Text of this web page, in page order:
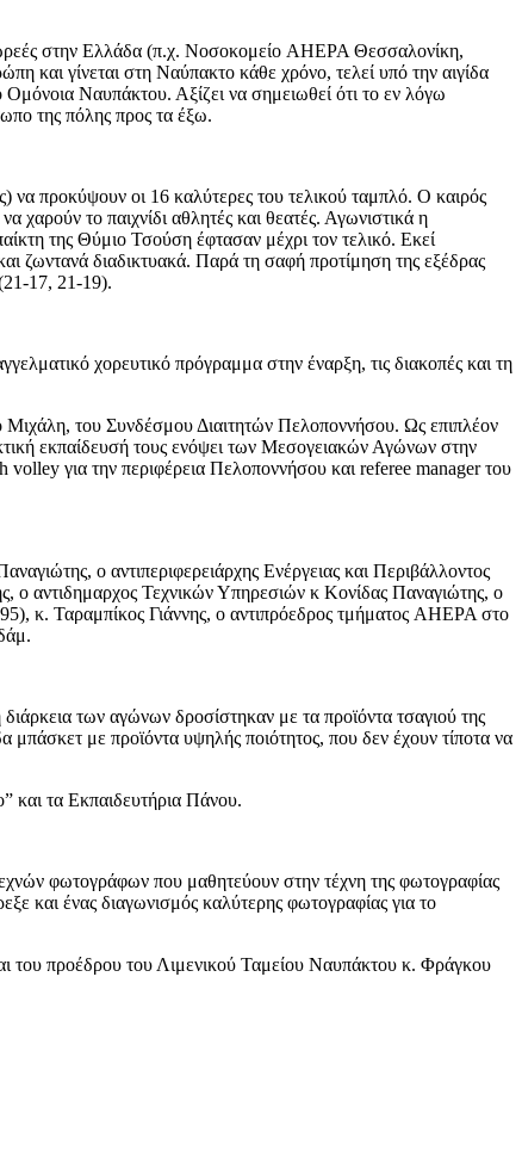
στην Ελλάδα (π.χ. Νοσοκομείο AHEPA Θεσσαλονίκη,
και γίνεται στη Ναύπακτο κάθε χρόνο, τελεί υπό την αιγίδα
Ναυπάκτου. Αξίζει να σημειωθεί ότι το εν λόγω
της πόλης προς τα έξω.
προκύψουν οι 16 καλύτερες του τελικού ταμπλό. Ο καιρός
χαρούν το παιχνίδι αθλητές και θεατές. Αγωνιστικά η
της Θύμιο Τσούση έφτασαν μέχρι τον τελικό. Εκεί
ζωντανά διαδικτυακά. Παρά τη σαφή προτίμηση της εξέδρας
17, 21-19).
χορευτικό πρόγραμμα στην έναρξη, τις διακοπές και τη
του Συνδέσμου Διαιτητών Πελοποννήσου. Ως επιπλέον
εκπαίδευσή τους ενόψει των Μεσογειακών Αγώνων στην
για την περιφέρεια Πελοποννήσου και referee manager του
ο αντιπεριφερειάρχης Ενέργειας και Περιβάλλοντος
ο αντιδημαρχος Τεχνικών Υπηρεσιών κ Κονίδας Παναγιώτης, ο
κ. Ταραμπίκος Γιάννης, ο αντιπρόεδρος τμήματος AHEPA στο
των αγώνων δροσίστηκαν με τα προϊόντα τσαγιού της
με προϊόντα υψηλής ποιότητος, που δεν έχουν τίποτα να
τα Εκπαιδευτήρια Πάνου.
φωτογράφων που μαθητεύουν στην τέχνη της φωτογραφίας
και ένας διαγωνισμός καλύτερης φωτογραφίας για το
του προέδρου του Λιμενικού Ταμείου Ναυπάκτου κ. Φράγκου